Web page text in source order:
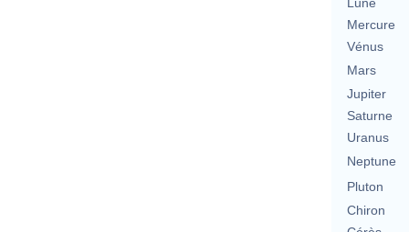
Lune
Mercure
Vénus
Mars
Jupiter
Saturne
Uranus
Neptune
Pluton
Chiron